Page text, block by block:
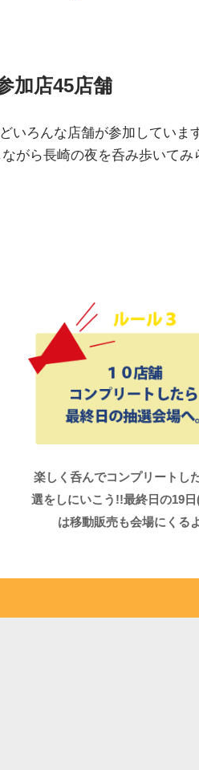
加店45店舗
いろんな店舗が参加していま
がら長崎の夜を呑み歩いてみ
楽しく呑んでコンプリートし
選をしにいこう!!最終日の19日
は移動販売も会場にくるよ